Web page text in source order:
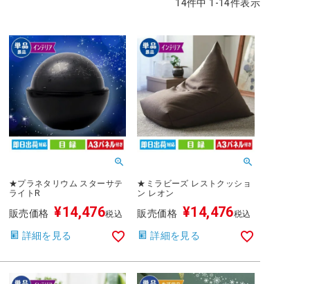
14件中 1 -14件表示
★プラネタリウム スターサテ
ライトR
販売価格 ¥14,476税込
詳細を見る
★ミラビーズ レストクッショ
ン レオン
販売価格 ¥14,476税込
詳細を見る